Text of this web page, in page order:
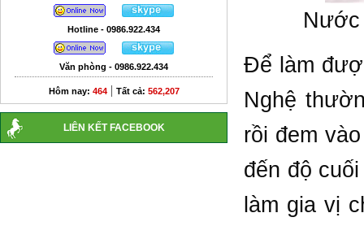
Hotline - 0986.922.434
Văn phòng - 0986.922.434
Hôm nay: 464| Tất cả: 562,207
LIÊN KẾT FACEBOOK
Nước
Để làm
Nghệ
rồi đem
đến độ
làm gia vị